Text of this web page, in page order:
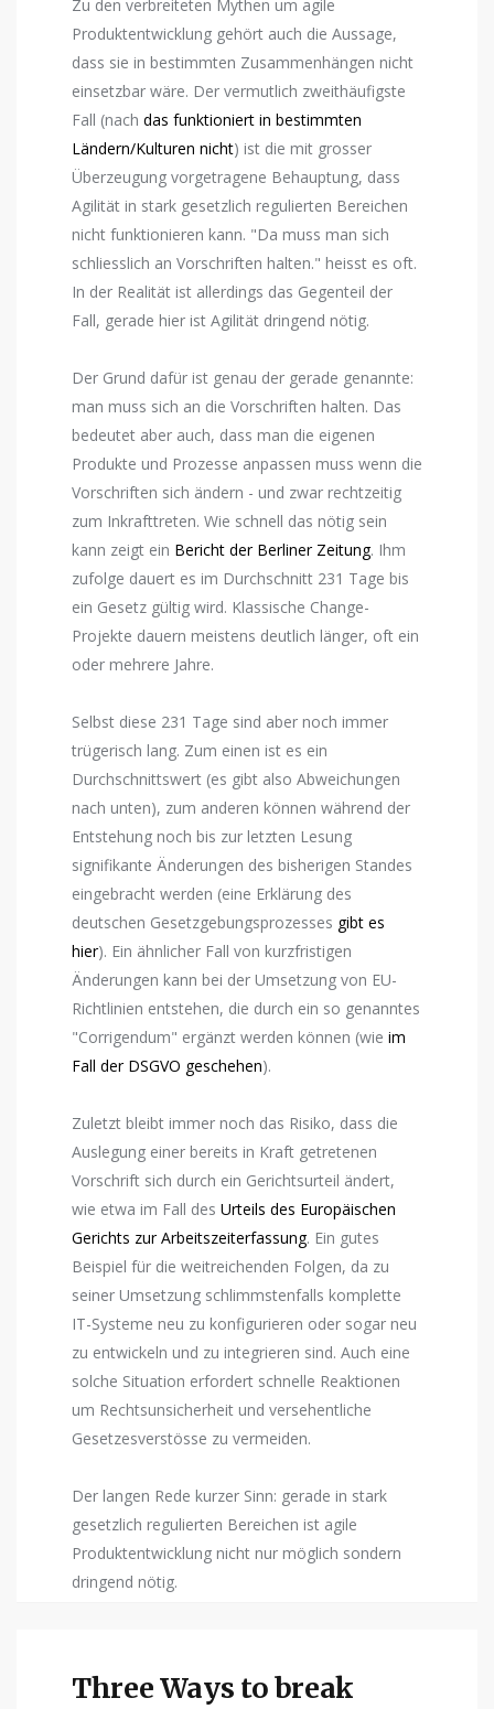
Zu den verbreiteten Mythen um agile
Produktentwicklung gehört auch die Aussage,
dass sie in bestimmten Zusammenhängen nicht
einsetzbar wäre. Der vermutlich zweithäufigste
Fall (nach das funktioniert in bestimmten
Ländern/Kulturen nicht) ist die mit grosser
Überzeugung vorgetragene Behauptung, dass
Agilität in stark gesetzlich regulierten Bereichen
nicht funktionieren kann. "Da muss man sich
schliesslich an Vorschriften halten." heisst es oft.
In der Realität ist allerdings das Gegenteil der
Fall, gerade hier ist Agilität dringend nötig.
Der Grund dafür ist genau der gerade genannte:
man muss sich an die Vorschriften halten. Das
bedeutet aber auch, dass man die eigenen
Produkte und Prozesse anpassen muss wenn die
Vorschriften sich ändern - und zwar rechtzeitig
zum Inkrafttreten. Wie schnell das nötig sein
kann zeigt ein Bericht der Berliner Zeitung. Ihm
zufolge dauert es im Durchschnitt 231 Tage bis
ein Gesetz gültig wird. Klassische Change-
Projekte dauern meistens deutlich länger, oft ein
oder mehrere Jahre.
Selbst diese 231 Tage sind aber noch immer
trügerisch lang. Zum einen ist es ein
Durchschnittswert (es gibt also Abweichungen
nach unten), zum anderen können während der
Entstehung noch bis zur letzten Lesung
signifikante Änderungen des bisherigen Standes
eingebracht werden (eine Erklärung des
deutschen Gesetzgebungsprozesses gibt es
hier). Ein ähnlicher Fall von kurzfristigen
Änderungen kann bei der Umsetzung von EU-
Richtlinien entstehen, die durch ein so genanntes
"Corrigendum" ergänzt werden können (wie im
Fall der DSGVO geschehen).
Zuletzt bleibt immer noch das Risiko, dass die
Auslegung einer bereits in Kraft getretenen
Vorschrift sich durch ein Gerichtsurteil ändert,
wie etwa im Fall des Urteils des Europäischen
Gerichts zur Arbeitszeiterfassung. Ein gutes
Beispiel für die weitreichenden Folgen, da zu
seiner Umsetzung schlimmstenfalls komplette
IT-Systeme neu zu konfigurieren oder sogar neu
zu entwickeln und zu integrieren sind. Auch eine
solche Situation erfordert schnelle Reaktionen
um Rechtsunsicherheit und versehentliche
Gesetzesverstösse zu vermeiden.
Der langen Rede kurzer Sinn: gerade in stark
gesetzlich regulierten Bereichen ist agile
Produktentwicklung nicht nur möglich sondern
dringend nötig.
Three Ways to break